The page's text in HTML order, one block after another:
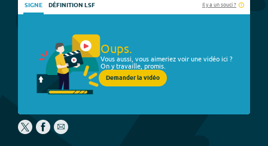
SIGNE DÉFINITION LSF Il y a un souci ?
Oups.
Vous aussi, vous aimeriez voir une vidéo ici ?
On y travaille, promis.
Demander la vidéo